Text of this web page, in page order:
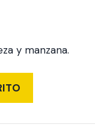
y manzana.